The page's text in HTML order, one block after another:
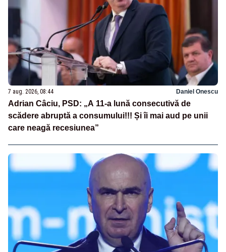
7 aug. 2026, 08:44 Daniel Onescu
Adrian Câciu, PSD: „A 11-a lună consecutivă de
scădere abruptă a consumului!!! Și îi mai aud pe unii
care neagă recesiunea”